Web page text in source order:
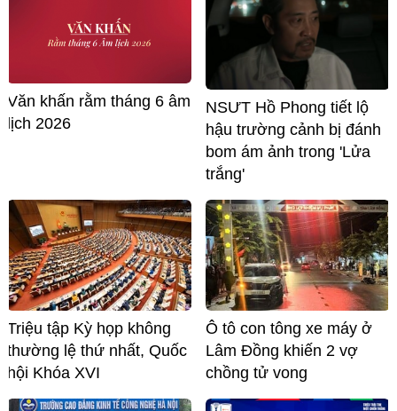
Văn khấn rằm tháng 6 âm
lịch 2026
NSƯT Hồ Phong tiết lộ
hậu trường cảnh bị đánh
bom ám ảnh trong 'Lửa
trắng'
Triệu tập Kỳ họp không
thường lệ thứ nhất, Quốc
hội Khóa XVI
Ô tô con tông xe máy ở
Lâm Đồng khiến 2 vợ
chồng tử vong